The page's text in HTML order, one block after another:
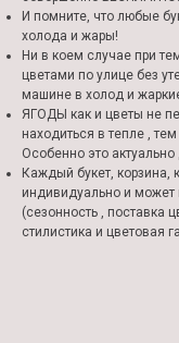
И помните, что любые
холода и жары!
Ни в коем случае при
цветами по улице без
машине в холод и
ЯГОДЫ как и цветы не
находиться в тепле ,
Особенно это актуально
Каждый букет, корзина,
индивидуально и может
(сезонность , поставка
стилистика и цветовая